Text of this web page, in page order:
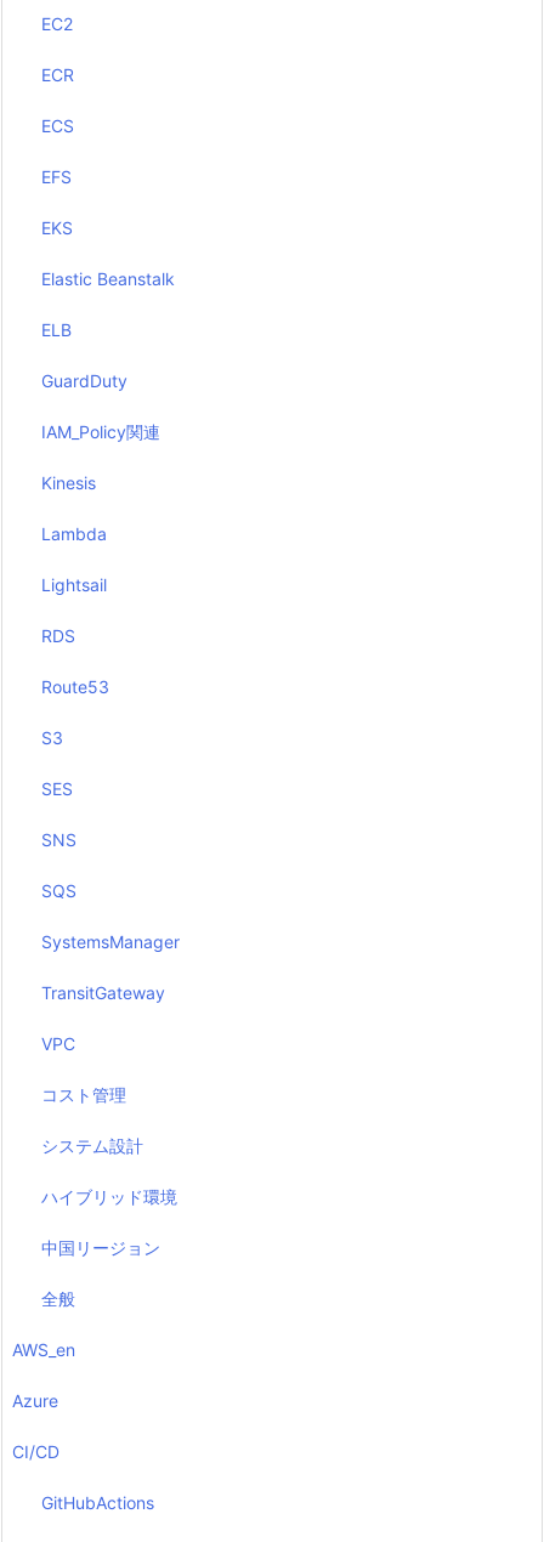
EC2
ECR
ECS
EFS
EKS
Elastic Beanstalk
ELB
GuardDuty
IAM_Policy関連
Kinesis
Lambda
Lightsail
RDS
Route53
S3
SES
SNS
SQS
SystemsManager
TransitGateway
VPC
コスト管理
システム設計
ハイブリッド環境
中国リージョン
全般
AWS_en
Azure
CI/CD
GitHubActions